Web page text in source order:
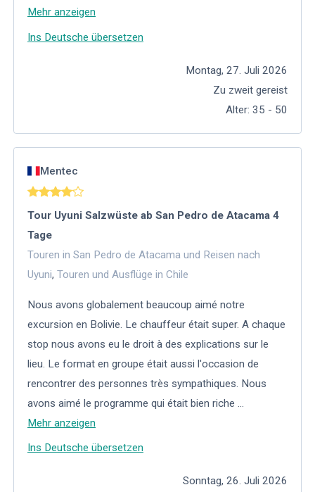
Mehr anzeigen
Ins Deutsche übersetzen
Montag, 27. Juli 2026
Zu zweit gereist
Alter: 35 - 50
Mentec
Tour Uyuni Salzwüste ab San Pedro de Atacama 4
Tage
Touren in San Pedro de Atacama und Reisen nach
Uyuni, Touren und Ausflüge in Chile
Nous avons globalement beaucoup aimé notre
excursion en Bolivie. Le chauffeur était super. A chaque
stop nous avons eu le droit à des explications sur le
lieu. Le format en groupe était aussi l'occasion de
rencontrer des personnes très sympathiques. Nous
avons aimé le programme qui était bien riche ...
Mehr anzeigen
Ins Deutsche übersetzen
Sonntag, 26. Juli 2026